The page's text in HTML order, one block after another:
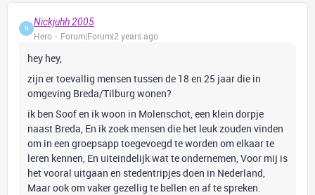
N
Nickjuhh 2005
Hero
Forum|Forum|2 years ago
hey hey,
zijn er toevallig mensen tussen de 18 en 25 jaar die in
omgeving Breda/Tilburg wonen?
ik ben Soof en ik woon in Molenschot, een klein dorpje
naast Breda, En ik zoek mensen die het leuk zouden vinden
om in een groepsapp toegevoegd te worden om elkaar te
leren kennen, En uiteindelijk wat te ondernemen, Voor mij is
het vooral uitgaan en stedentripjes doen in Nederland,
Maar ook om vaker gezellig te bellen en af te spreken.